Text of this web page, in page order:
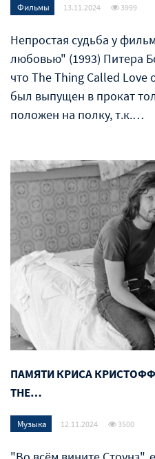
Фильмы 13.11.2024 3999
Непростая судьба у
любовью" (1993) Питера
что The Thing Called
был выпущен в прокат
положен на полку, т.к.…
ПАМЯТИ КРИСА
THE…
Музыка 12.11.2024 3500